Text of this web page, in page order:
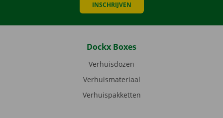
INSCHRIJVEN
Dockx Boxes
Verhuisdozen
Verhuismateriaal
Verhuispakketten